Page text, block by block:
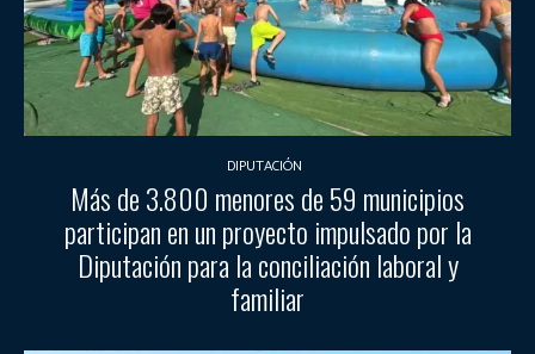
DIPUTACIÓN
Más de 3.800 menores de 59 municipios
participan en un proyecto impulsado por la
Diputación para la conciliación laboral y
familiar